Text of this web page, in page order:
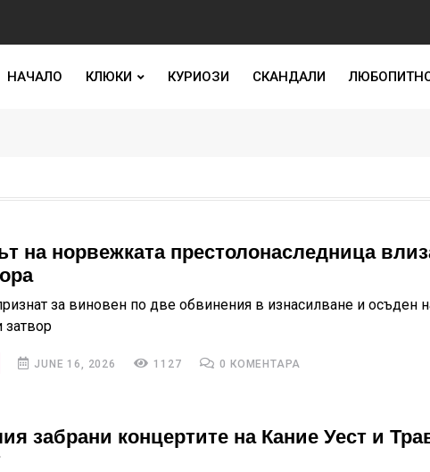
НАЧАЛО КЛЮКИ КУРИОЗИ СКАНДАЛИ
на норвежката престолонаследница
за виновен по две обвинения в изнасилване и осъден
затвор
JUNE 16, 2026 1127 0 КОМЕНТАРА
забрани концертите на Кание Уест и